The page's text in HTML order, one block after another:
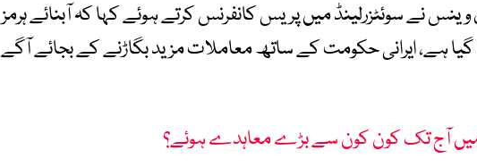
نے سوئٹزرلینڈ میں پریس کانفرنس کرتے ہوئے کہا کہ آبنائے ہرمز
گیا ہے، ایرانی حکومت کے ساتھ معاملات مزید بگاڑنے کے بجائے آگے
میں آج تک کون کون سے بڑے معاہدے ہوئے؟